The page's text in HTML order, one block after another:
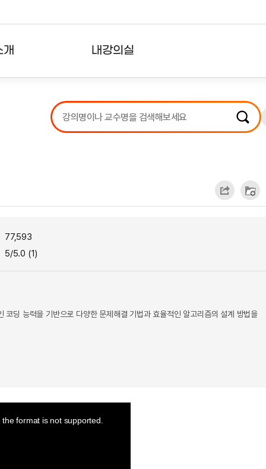
내강의실
강의리스트
수강확인증강의
77,593
5/5.0 (1)
딩 능력을 기반으로 다양한 문제해결 기법과 효율적인 알고리즘의 설계 방법을
format is not supported.